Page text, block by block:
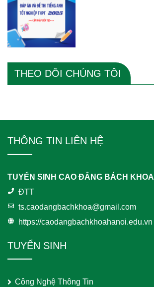
THEO DÕI CHÚNG TÔI
THÔNG TIN LIÊN HỆ
TUYỂN SINH CAO ĐẲNG BÁCH KHOA
ĐTT
ts.caodangbachkhoa@gmail.com
https://caodangbachkhoahanoi.edu.vn
TUYỂN SINH
Công Nghệ Thông Tin